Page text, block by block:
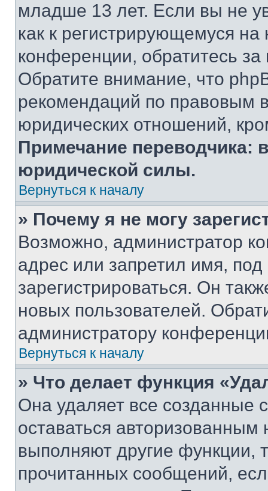
младше 13 лет. Если вы не
как к регистрирующемуся
конференции, обратитесь
Обратите внимание, что
рекомендаций по правовым
юридических отношений,
Примечание переводчика:
юридической силы.
Вернуться к началу
» Почему я не могу
Возможно, администратор
адрес или запретил имя,
зарегистрироваться. Он
новых пользователей.
администратору
Вернуться к началу
» Что делает функция
Она удаляет все созданные
оставаться
выполняют другие функции,
прочитанных сообщений,